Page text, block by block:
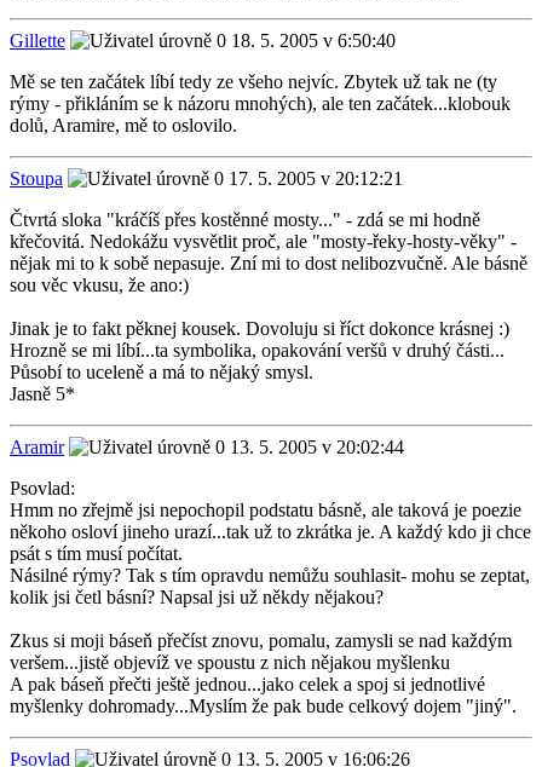
Gillette
18. 5. 2005 v 6:50:40
Mě se ten začátek líbí tedy ze všeho nejvíc. Zbytek už tak ne (ty
rýmy - přikláním se k názoru mnohých), ale ten začátek...klobouk
dolů, Aramire, mě to oslovilo.
Stoupa
17. 5. 2005 v 20:12:21
Čtvrtá sloka "kráčíš přes kostěnné mosty..." - zdá se mi hodně
křečovitá. Nedokážu vysvětlit proč, ale "mosty-řeky-hosty-věky" -
nějak mi to k sobě nepasuje. Zní mi to dost nelibozvučně. Ale básně
sou věc vkusu, že ano:)
Jinak je to fakt pěknej kousek. Dovoluju si říct dokonce krásnej :)
Hrozně se mi líbí...ta symbolika, opakování veršů v druhý části...
Působí to uceleně a má to nějaký smysl.
Jasně 5*
Aramir
13. 5. 2005 v 20:02:44
Psovlad:
Hmm no zřejmě jsi nepochopil podstatu básně, ale taková je poezie
někoho osloví jineho urazí...tak už to zkrátka je. A každý kdo ji chce
psát s tím musí počítat.
Násilné rýmy? Tak s tím opravdu nemůžu souhlasit- mohu se zeptat,
kolik jsi četl básní? Napsal jsi už někdy nějakou?
Zkus si moji báseň přečíst znovu, pomalu, zamysli se nad každým
veršem...jistě objevíž ve spoustu z nich nějakou myšlenku
A pak báseň přečti ještě jednou...jako celek a spoj si jednotlivé
myšlenky dohromady...Myslím že pak bude celkový dojem "jiný".
Psovlad 13. 5. 2005 v 16:06:26